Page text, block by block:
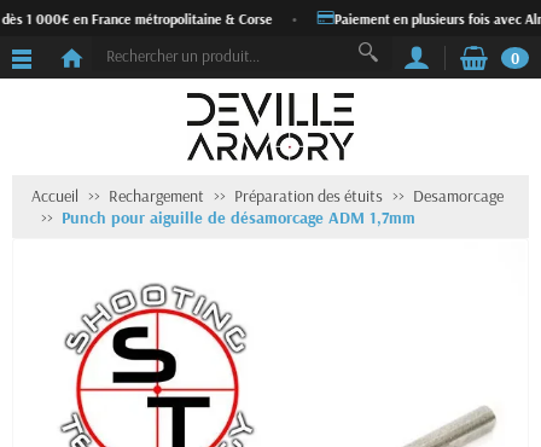
1 000€ en France métropolitaine & Corse • Paiement en plusieurs fois avec
0
Accueil Rechargement Préparation des étuits
Desamorcage
Punch pour aiguille de désamorcage ADM 1,7mm